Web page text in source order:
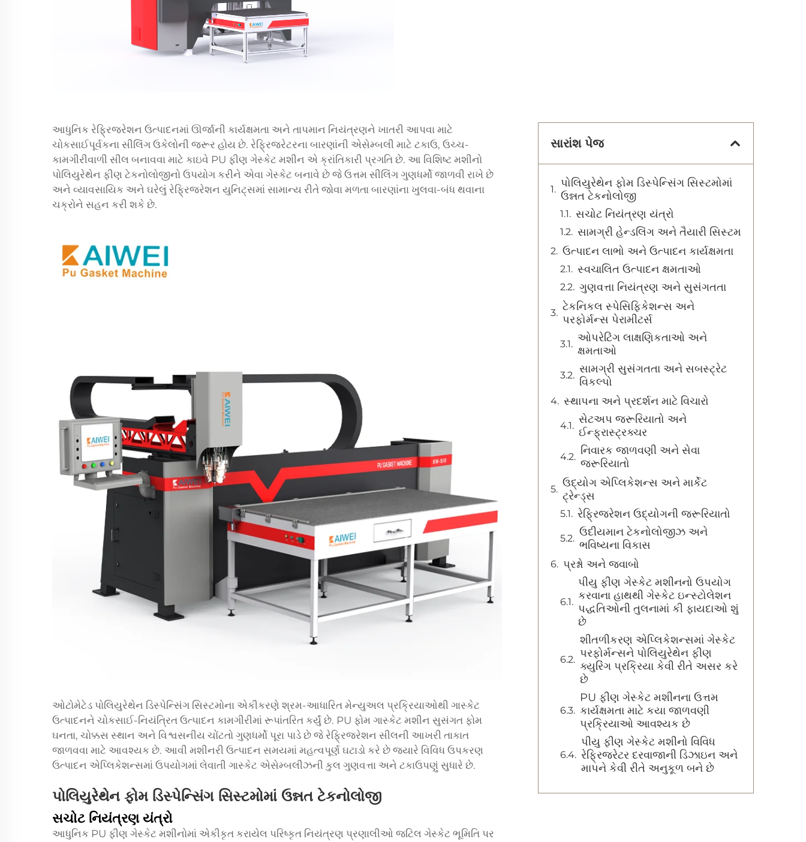
આધુનિક રેફ્રિજરેશન ઉત્પાદનમાં ઊર્જાની કાર્યક્ષમતા અને તાપમાન નિયંત્રણને ખાતરી આપવા માટે
ચોકસાઈપૂર્વકના સીલિંગ ઉકેલોની જરૂર હોય છે. રેફ્રિજરેટરના બારણાંની એસેમ્બલી માટે ટકાઉ, ઉચ્ચ-
કામગીરીવાળી સીલ બનાવવા માટે કાઇવે PU ફીણ ગેસ્કેટ મશીન એ ક્રાંતિકારી પ્રગતિ છે. આ વિશિષ્ટ મશીનો
પોલિયુરેથેન ફીણ ટેકનોલોજીનો ઉપયોગ કરીને એવા ગેસ્કેટ બનાવે છે જે ઉત્તમ સીલિંગ ગુણધર્મો જાળવી રાખે છે
અને વ્યાવસાયિક અને ઘરેલું રેફ્રિજરેશન યુનિટ્સમાં સામાન્ય રીતે જોવા મળતા બારણાંના ખુલવા-બંધ થવાના
ચક્રોને સહન કરી શકે છે.
ઓટોમેટેડ પોલિયુરેથેન ડિસ્પેન્સિંગ સિસ્ટમોના એકીકરણે શ્રમ-આધારિત મેન્યુઅલ પ્રક્રિયાઓથી ગાસ્કેટ
ઉત્પાદનને ચોકસાઈ-નિયંત્રિત ઉત્પાદન કામગીરીમાં રૂપાંતરિત કર્યું છે. PU ફોમ ગાસ્કેટ મશીન સુસંગત ફોમ
ઘનતા, ચોક્કસ સ્થાન અને વિશ્વસનીય ચોંટતો ગુણધર્મો પૂરા પાડે છે જે રેફ્રિજરેશન સીલની આખરી તાકાત
જાળવવા માટે આવશ્યક છે. આવી મશીનરી ઉત્પાદન સમયમાં મહત્વપૂર્ણ ઘટાડો કરે છે જ્યારે વિવિધ ઉપકરણ
ઉત્પાદન એપ્લિકેશન્સમાં ઉપયોગમાં લેવાતી ગાસ્કેટ એસેમ્બલીઝની કુલ ગુણવત્તા અને ટકાઉપણું સુધારે છે.
પોલિયુરેથેન ફોમ ડિસ્પેન્સિંગ સિસ્ટમોમાં ઉન્નત ટેકનોલોજી
સચોટ નિયંત્રણ યંત્રો
આધુનિક PU ફીણ ગેસ્કેટ મશીનોમાં એકીકૃત કરાયેલ પરિષ્કૃત નિયંત્રણ પ્રણાલીઓ જટિલ ગેસ્કેટ ભૂમિતિ પર
સારાંશ પેજ
પોલિયુરેથેન ફોમ ડિસ્પેન્સિંગ સિસ્ટમોમાં
ઉન્નત ટેકનોલોજી
સચોટ નિયંત્રણ યંત્રો
સામગ્રી હેન્ડલિંગ અને તૈયારી સિસ્ટમ
ઉત્પાદન લાભો અને ઉત્પાદન કાર્યક્ષમતા
સ્વચાલિત ઉત્પાદન ક્ષમતાઓ
ગુણવત્તા નિયંત્રણ અને સુસંગતતા
ટેકનિકલ સ્પેસિફિકેશન્સ અને
પરફોર્મન્સ પેરામીટર્સ
ઓપરેટિંગ લાક્ષણિકતાઓ અને
ક્ષમતાઓ
સામગ્રી સુસંગતતા અને સબસ્ટ્રેટ
વિકલ્પો
સ્થાપના અને પ્રદર્શન માટે વિચારો
સેટઅપ જરૂરિયાતો અને
ઈન્ફ્રાસ્ટ્રક્ચર
નિવારક જાળવણી અને સેવા
જરૂરિયાતો
ઉદ્યોગ એપ્લિકેશન્સ અને માર્કેટ
ટ્રેન્ડ્સ
રેફ્રિજરેશન ઉદ્યોગની જરૂરિયાતો
ઉદીયમાન ટેકનોલોજીઝ અને
ભવિષ્યના વિકાસ
પ્રશ્નો અને જવાબો
પીયુ ફીણ ગેસ્કેટ મશીનનો ઉપયોગ
કરવાના હાથથી ગેસ્કેટ ઇન્સ્ટોલેશન
પદ્ધતિઓની તુલનામાં કી ફાયદાઓ શું
છે
શીતળીકરણ એપ્લિકેશન્સમાં ગેસ્કેટ
પરફોર્મન્સને પોલિયુરેથેન ફીણ
ક્યુરિંગ પ્રક્રિયા કેવી રીતે અસર કરે
છે
PU ફીણ ગેસ્કેટ મશીનના ઉત્તમ
કાર્યક્ષમતા માટે કયા જાળવણી
પ્રક્રિયાઓ આવશ્યક છે
પીયુ ફીણ ગેસ્કેટ મશીનો વિવિધ
રેફ્રિજરેટર દરવાજાની ડિઝાઇન અને
માપને કેવી રીતે અનુકૂળ બને છે